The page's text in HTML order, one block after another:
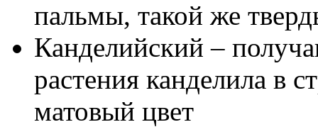
пальмы, такой же
Канделийский –
растения канделила в
матовый цвет